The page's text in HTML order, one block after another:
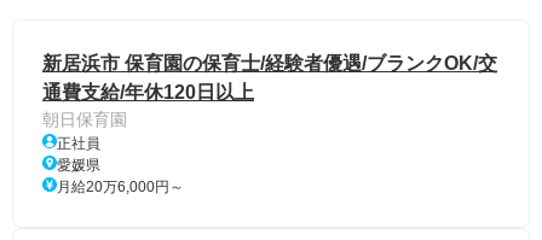
新居浜市 保育園の保育士/経験者優遇/ブランクOK/交
通費支給/年休120日以上
朝日保育園
正社員
愛媛県
月給20万6,000円～